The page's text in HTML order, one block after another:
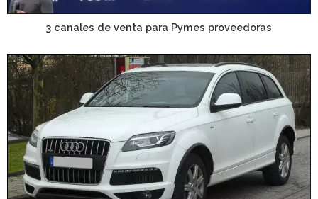
3 canales de venta para Pymes proveedoras